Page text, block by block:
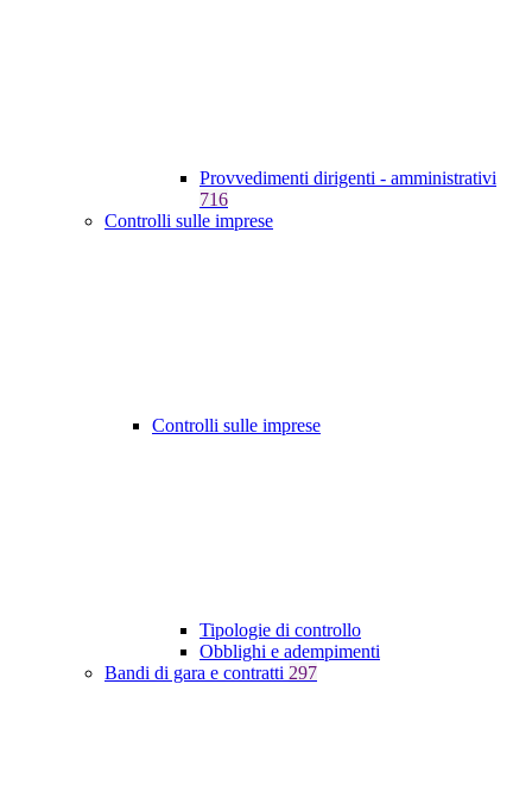
Provvedimenti dirigenti - amministrativi
716
Controlli sulle imprese
Controlli sulle imprese
Tipologie di controllo
Obblighi e adempimenti
Bandi di gara e contratti 297